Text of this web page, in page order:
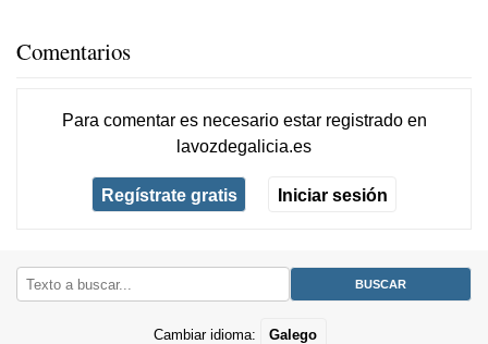
Comentarios
Para comentar es necesario estar registradoen
lavozdegalicia.es
Regístrate gratis Iniciar sesión
Cambiar idioma: Galego